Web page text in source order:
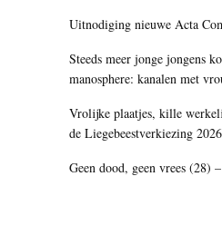
Uitnodiging nieuwe Acta
Steeds meer jonge jongens
manosphere: kanalen met
Vrolijke plaatjes, kille
de Liegebeestverkiezing 2026
Geen dood, geen vrees (28)